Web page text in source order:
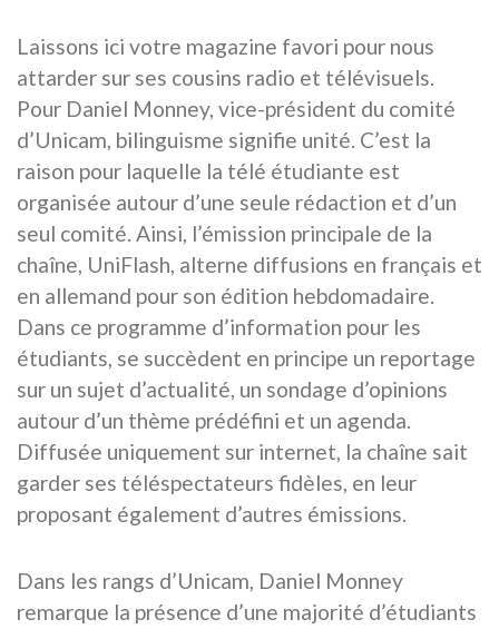
Laissons ici votre magazine favori pour nous
attarder sur ses cousins radio et télévisuels.
Pour Daniel Monney, vice-président du comité
d’Unicam, bilinguisme signifie unité. C’est la
raison pour laquelle la télé étudiante est
organisée autour d’une seule rédaction et d’un
seul comité. Ainsi, l’émission principale de la
chaîne, UniFlash, alterne diffusions en français et
en allemand pour son édition hebdomadaire.
Dans ce programme d’information pour les
étudiants, se succèdent en principe un reportage
sur un sujet d’actualité, un sondage d’opinions
autour d’un thème prédéfini et un agenda.
Diffusée uniquement sur internet, la chaîne sait
garder ses téléspectateurs fidèles, en leur
proposant également d’autres émissions.
Dans les rangs d’Unicam, Daniel Monney
remarque la présence d’une majorité d’étudiants